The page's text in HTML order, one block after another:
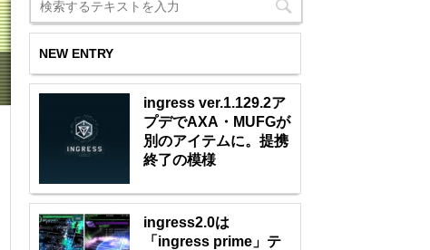
NEW ENTRY
ingress ver.1.129.2ア
プデでAXA・MUFGが
別のアイテムに。提携
終了の模様
ingress2.0は
「ingress prime」テ